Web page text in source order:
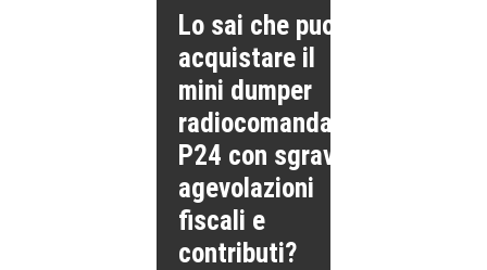
Lo sai che puoi
acquistare il
mini dumper
radiocomandato
P24 con sgravi,
agevolazioni
fiscali e
contributi?